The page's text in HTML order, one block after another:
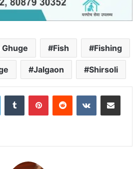
Fish Fishing
Jalgaon Shirsoli
LinkedInTumblr PinterestReddit VKontakteShare via Email